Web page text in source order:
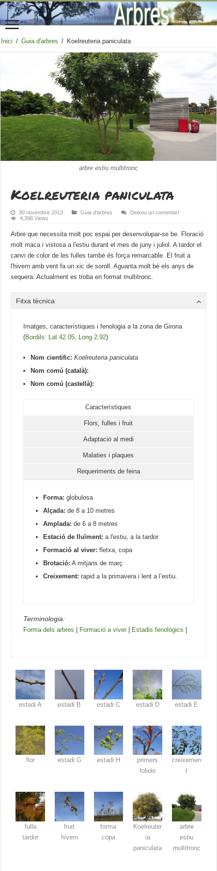
Inici / Guia d'arbres / Koelreuteria paniculata
arbre estiu multitronc
Koelreuteria paniculata
30 novembre 2013 Guia d'arbres
Deixeu un comentari
4,398 Views
Arbre que necessita molt poc espai per desenvolupar-se be. Floració
molt maca i vistosa a l'estiu durant el mes de juny i juliol. A tardor el
canvi de color de les fulles també és força remarcable. El fruit a
l'hivern amb vent fa un xic de soroll. Aguanta molt bé els anys de
sequera. Actualment es troba en format multitronc.
Fitxa tècnica
Imatges, característiques i fenologia a la zona de Girona
(Bordils: Lat 42.05, Long 2,92)
Nom cientific: Koelreuteria paniculata
Nom comú (català):
Nom comú (castellà):
Característiques
Flors, fulles i fruit
Adaptació al medi
Malaties i plaques
Requeriments de feina
Forma: globulosa
Alçada: de 8 a 10 metres
Amplada: de 6 a 8 metres
Estació de lluïment: a l'estiu, a la tardor
Formació al viver: fletxa, copa
Brotació: A mitjans de març
Creixement: rapid a la primavera i lent a l’estiu.
Terminologia:
Forma dels arbres Formació a viver Estadis fenològics
estadi A estadi B estadi C estadi D estadi E
flor estadi G estadi H
primers
foliols
creixemen
t
fulla
tardor
fruit
hivern
forma
copa
Koelreuter
ia
paniculata
arbre
estiu
multitronc